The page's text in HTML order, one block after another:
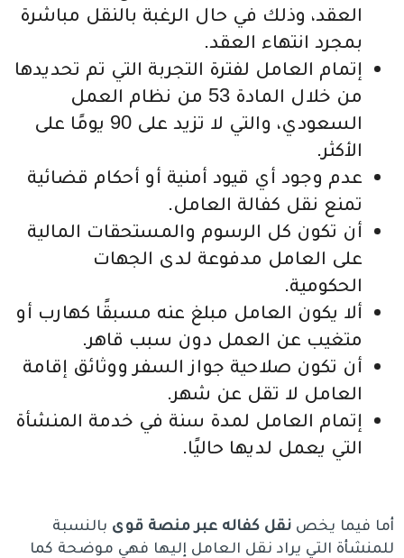
العقد، وذلك في حال الرغبة بالنقل مباشرة
بمجرد انتهاء العقد.
إتمام العامل لفترة التجربة التي تم تحديدها
من خلال المادة 53 من نظام العمل
السعودي، والتي لا تزيد على 90 يومًا على
الأكثر.
عدم وجود أي قيود أمنية أو أحكام قضائية
تمنع نقل كفالة العامل.
أن تكون كل الرسوم والمستحقات المالية
على العامل مدفوعة لدى الجهات
الحكومية.
ألا يكون العامل مبلغ عنه مسبقًا كهارب أو
متغيب عن العمل دون سبب قاهر.
أن تكون صلاحية جواز السفر ووثائق إقامة
العامل لا تقل عن شهر.
إتمام العامل لمدة سنة في خدمة المنشأة
التي يعمل لديها حاليًا.
أما فيما يخصنقل كفاله عبر منصة قوى بالنسبة
للمنشأة التي يراد نقل العامل إليها فهي موضحة كما